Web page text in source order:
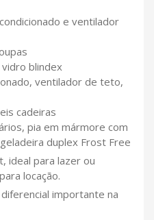
e ventilador
blindex
ventilador de teto,
cadeiras
pia em mármore com
duplex Frost Free
ideal para lazer ou
locação.
importante na